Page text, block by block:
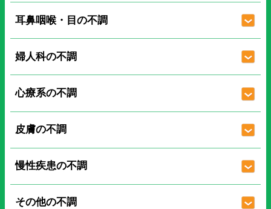
耳鼻咽喉・目の不調
婦人科の不調
心療系の不調
皮膚の不調
慢性疾患の不調
その他の不調